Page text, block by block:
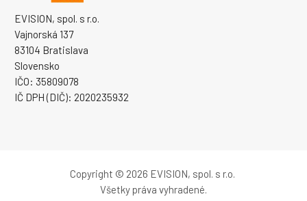
EVISION, spol. s r.o.
Vajnorská 137
83104 Bratislava
Slovensko
IČO: 35809078
IČ DPH (DIČ): 2020235932
Copyright © 2026 EVISION, spol. s r.o.
Všetky práva vyhradené.